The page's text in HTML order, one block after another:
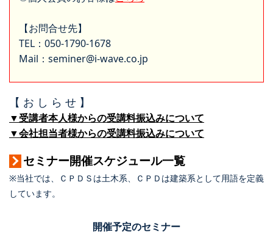
【お問合せ先】
TEL：050-1790-1678
Mail：seminer@i-wave.co.jp
【 お し ら せ 】
▼受講者本人様からの受講料振込みについて
▼会社担当者様からの受講料振込みについて
セミナー開催スケジュール一覧
※当社では、ＣＰＤＳは土木系、ＣＰＤは建築系として用語を定義
しています。
開催予定のセミナー